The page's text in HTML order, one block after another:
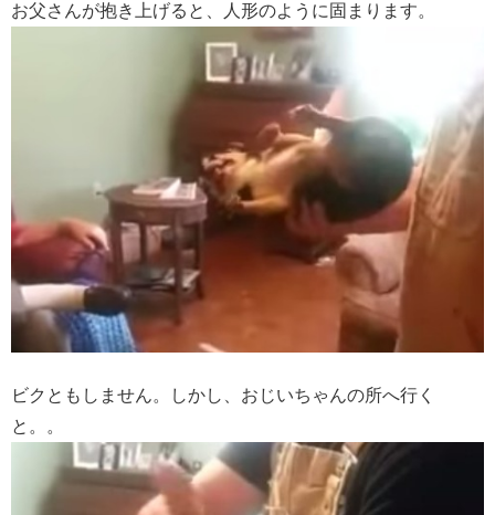
お父さんが抱き上げると、人形のように固まります。
ビクともしません。しかし、おじいちゃんの所へ行く
と。。